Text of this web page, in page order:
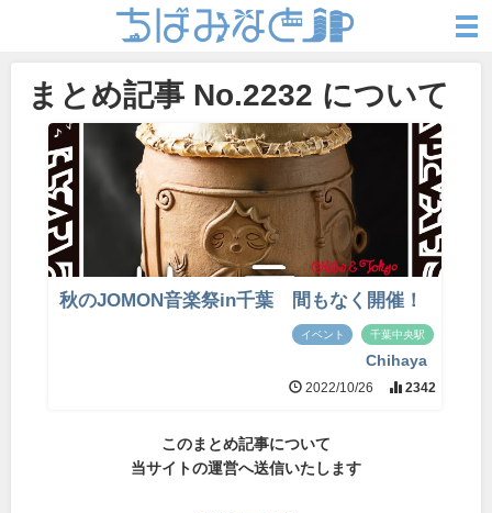
まとめ記事 No.2232 について
秋のJOMON音楽祭in千葉 間もなく開催！
イベント 千葉中央駅
Chihaya
2022/10/26 2342
このまとめ記事について
当サイトの運営へ送信いたします